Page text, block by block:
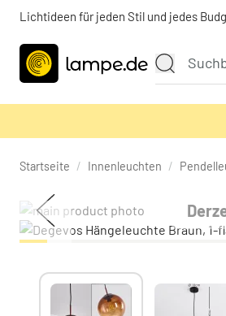
Lichtideen für jeden Stil und jedes
Startseite / Innenleuchten /